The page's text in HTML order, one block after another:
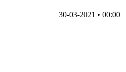
30-03-2021 • 00:00